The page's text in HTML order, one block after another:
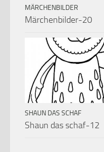
MÄRCHENBILDER
Märchenbilder-20
SHAUN DAS SCHAF
Shaun das schaf-12